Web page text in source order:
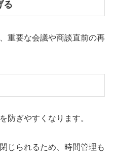
る
重要な会議や商談直前の再
防ぎやすくなります。
じられるため、時間管理も